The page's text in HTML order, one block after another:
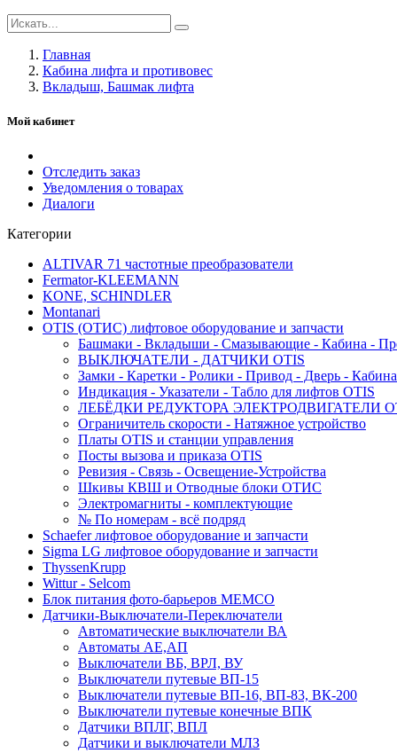
Главная
Кабина лифта и противовес
Вкладыш, Башмак лифта
Мой кабинет
Отследить заказ
Уведомления о товарах
Диалоги
Категории
ALTIVAR 71 частотные преобразователи
Fermator-KLEEMANN
KONE, SCHINDLER
Montanari
OTIS (ОТИС) лифтовое оборудование и запчасти
Башмаки - Вкладыши - Смазывающие - Кабина -
ВЫКЛЮЧАТЕЛИ - ДАТЧИКИ OTIS
Замки - Каретки - Ролики - Привод - Дверь -
Индикация - Указатели - Табло для лифтов OTIS
ЛЕБЁДКИ РЕДУКТОРА ЭЛЕКТРОДВИГАТЕЛИ
Ограничитель скорости - Натяжное устройство
Платы OTIS и станции управления
Посты вызова и приказа OTIS
Ревизия - Связь - Освещение-Устройства
Шкивы КВШ и Отводные блоки ОТИС
Электромагниты - комплектующие
№ По номерам - всё подряд
Schaefer лифтовое оборудование и запчасти
Sigma LG лифтовое оборудование и запчасти
ThyssenKrupp
Wittur - Selcom
Блок питания фото-барьеров MEMCO
Датчики-Выключатели-Переключатели
Автоматические выключатели ВА
Автоматы АЕ,АП
Выключатели ВБ, ВРЛ, ВУ
Выключатели путевые ВП-15
Выключатели путевые ВП-16, ВП-83, ВК-200
Выключатели путевые конечные ВПК
Датчики ВПЛГ, ВПЛ
Датчики и выключатели МЛЗ